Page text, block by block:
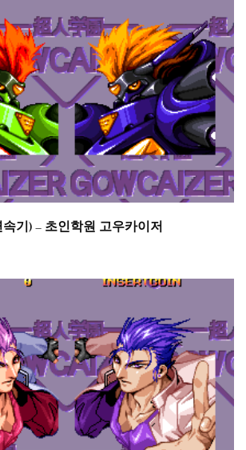
기) – 초인학원 고우카이저